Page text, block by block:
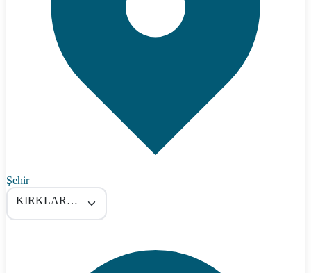
Şehir
KIRKLARELİ